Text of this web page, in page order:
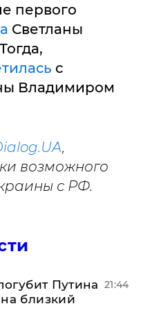
первого
Светланы
с
Владимиром
,
возможного
с РФ.
Путина
близкий
21:44